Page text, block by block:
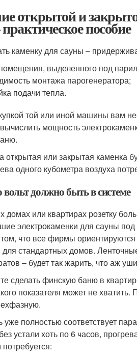
открытой и
пособие
каменку для сауны –
выделенного под
монтажа парогенератора;
подачи тепла.
той или иной машины вам
мощность
или закрытая каменка
одного кубометра воздуха
должно быть в системе
домах или квартирах розетку
электрокаменки для сауны
том, что все фирмы
стандартных домов.
– будет так жарить, что аж
сделать финскую баню в
показателя может не
уже полностью соответствует
устали хоть по 6 часов,